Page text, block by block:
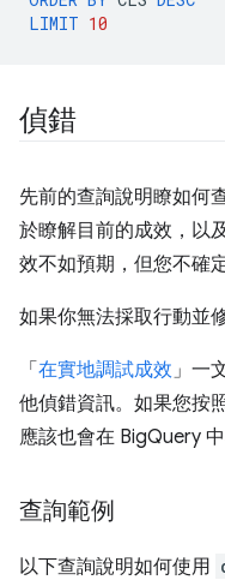
LIMIT 10
偵錯
先前的查詢說明瞭如何
於瞭解目前的成效，以
效不如預期，但您不確
如果你無法採取行動並
「在實地調試成效 」一
他偵錯資訊。如果您按
應該也會在 BigQuery 中
查詢範例
以下查詢說明如何使用